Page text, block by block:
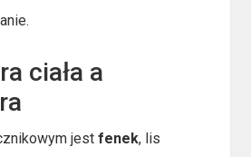
ciała a
jestfenek, lis